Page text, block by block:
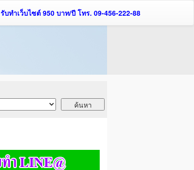
รับทำเว็บไซต์ 950 บาท/ปี โทร. 09-456-222-88